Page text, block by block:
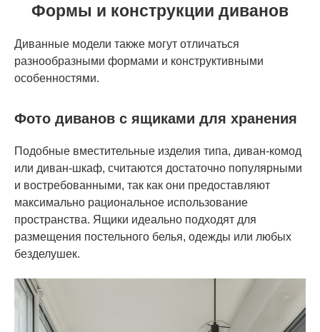
Формы и конструкции диванов
Диванные модели также могут отличаться
разнообразными формами и конструктивными
особенностями.
Фото диванов с ящиками для хранения
Подобные вместительные изделия типа, диван-комод
или диван-шкаф, считаются достаточно популярными
и востребованными, так как они предоставляют
максимально рациональное использование
пространства. Ящики идеально подходят для
размещения постельного белья, одежды или любых
безделушек.